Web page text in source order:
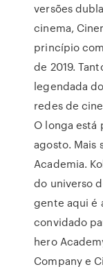
versões
cinema,
princípio
de 2019.
legendada
redes de
O longa está
agosto. Mais
Academia.
do universo
gente aqui é
convidado
hero
Company e